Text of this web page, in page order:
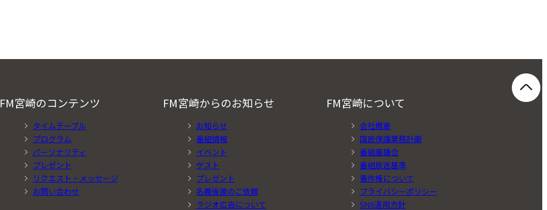
FM宮崎のコンテンツ
タイムテーブル
プログラム
パーソナリティ
プレゼント
リクエスト・メッセージ
お問い合わせ
FM宮崎からのお知らせ
お知らせ
番組情報
イベント
ゲスト
プレゼント
名義後援のご依頼
ラジオ広告について
FM宮崎について
会社概要
国民保護業務計画
番組審議会
番組放送基準
著作権について
プライバシーポリシー
SNS運用方針